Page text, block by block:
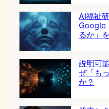
AI福祉
Google
るか」
説明可
ぜ「も
か？